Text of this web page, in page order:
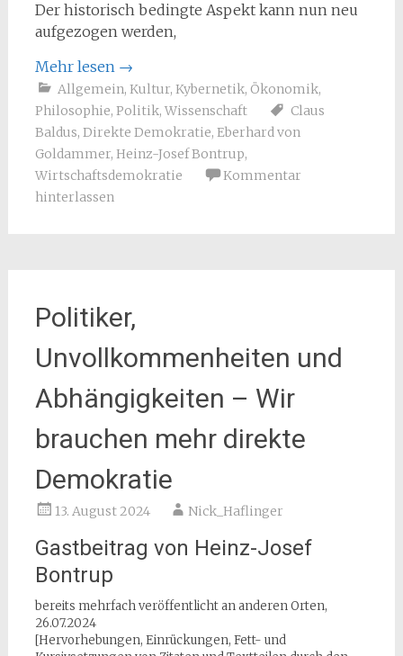
Der historisch bedingte Aspekt kann nun neu
aufgezogen werden,
Mehr lesen →
Allgemein, Kultur, Kybernetik, Ökonomik,
Philosophie, Politik, Wissenschaft
Claus
Baldus, Direkte Demokratie, Eberhard von
Goldammer, Heinz-Josef Bontrup,
Wirtschaftsdemokratie
Kommentar
hinterlassen
Politiker,
Unvollkommenheiten und
Abhängigkeiten – Wir
brauchen mehr direkte
Demokratie
13. August 2024 Nick_Haflinger
Gastbeitrag von Heinz-Josef
Bontrup
bereits mehrfach veröffentlicht an anderen Orten,
26.07.2024
[Hervorhebungen, Einrückungen, Fett- und